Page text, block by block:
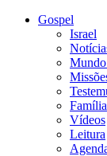
Gospel
Israel
Família
Vídeos
Leitura